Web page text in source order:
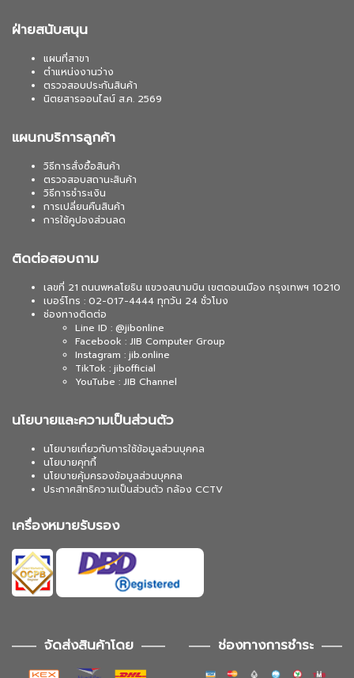
ฝ่ายสนับสนุน
แผนที่สาขา
ตำแหน่งงานว่าง
ตรวจสอบประกันสินค้า
นิตยสารออนไลน์ ส.ค. 2569
แผนกบริการลูกค้า
วิธีการสั่งซื้อสินค้า
ตรวจสอบสถานะสินค้า
วิธีการชำระเงิน
การเปลี่ยนคืนสินค้า
การใช้คูปองส่วนลด
ติดต่อสอบถาม
เลขที่ 21 ถนนพหลโยธิน แขวงสนามบิน เขตดอนเมือง กรุงเทพฯ 10210
เบอร์โทร : 02-017-4444 ทุกวัน 24 ชั่วโมง
ช่องทางติดต่อ
Line ID : @jibonline
Facebook : JIB Computer Group
Instagram : jib.online
TikTok : jibofficial
YouTube : JIB Channel
นโยบายและความเป็นส่วนตัว
นโยบายเกี่ยวกับการใช้ข้อมูลส่วนบุคคล
นโยบายคุกกี้
นโยบายคุ้มครองข้อมูลส่วนบุคคล
ประกาศสิทธิความเป็นส่วนตัว กล้อง CCTV
เครื่องหมายรับรอง
จัดส่งสินค้าโดย ช่องทางการชำระ